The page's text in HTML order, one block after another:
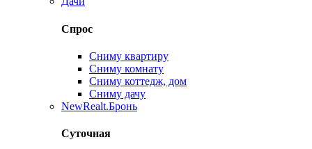
Спрос
Сниму квартиру
Сниму комнату
Сниму коттедж, дом
Сниму дачу
NewRealt.Бронь
Суточная